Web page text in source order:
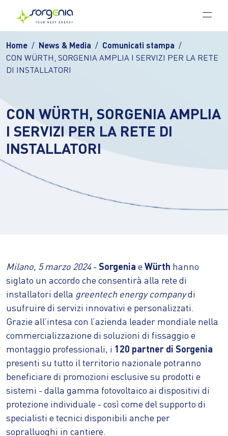
Vai al contenuto principale
Home News & Media
Comunicati stampa
CON WÜRTH, SORGENIA AMPLIA I SERVIZI PER LA RETE
DI INSTALLATORI
CON WÜRTH, SORGENIA AMPLIA
I SERVIZI PER LA RETE DI
INSTALLATORI
Milano, 5 marzo 2024- Sorgenia eWürth hanno
siglato un accordo che consentirà alla rete di
installatori della greentech energy companydi
usufruire di servizi innovativi e personalizzati.
Grazie all’intesa con l’azienda leader mondiale nella
commercializzazione di soluzioni di fissaggio e
montaggio professionali, i 120 partner di Sorgenia
presenti su tutto il territorio nazionale potranno
beneficiare di promozioni esclusive su prodotti e
sistemi - dalla gamma fotovoltaico ai dispositivi di
protezione individuale - così come del supporto di
specialisti e tecnici disponibili anche per
sopralluoghi in cantiere.